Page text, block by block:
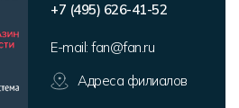
+7 (495) 626-41-52
E-mail: fan@fan.ru
Адреса филиалов